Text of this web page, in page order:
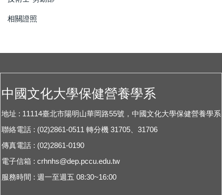
相關證照
中國文化大學保健營養學系
地址 : 11114臺北市陽明山華岡路55號，中國文化大學保健營養學
聯絡電話 : (02)2861-0511 轉分機 31705、31706
傳真電話 : (02)2861-0190
電子信箱 : crhnhs@dep.pccu.edu.tw
服務時間 : 週一至週五 08:30~16:00